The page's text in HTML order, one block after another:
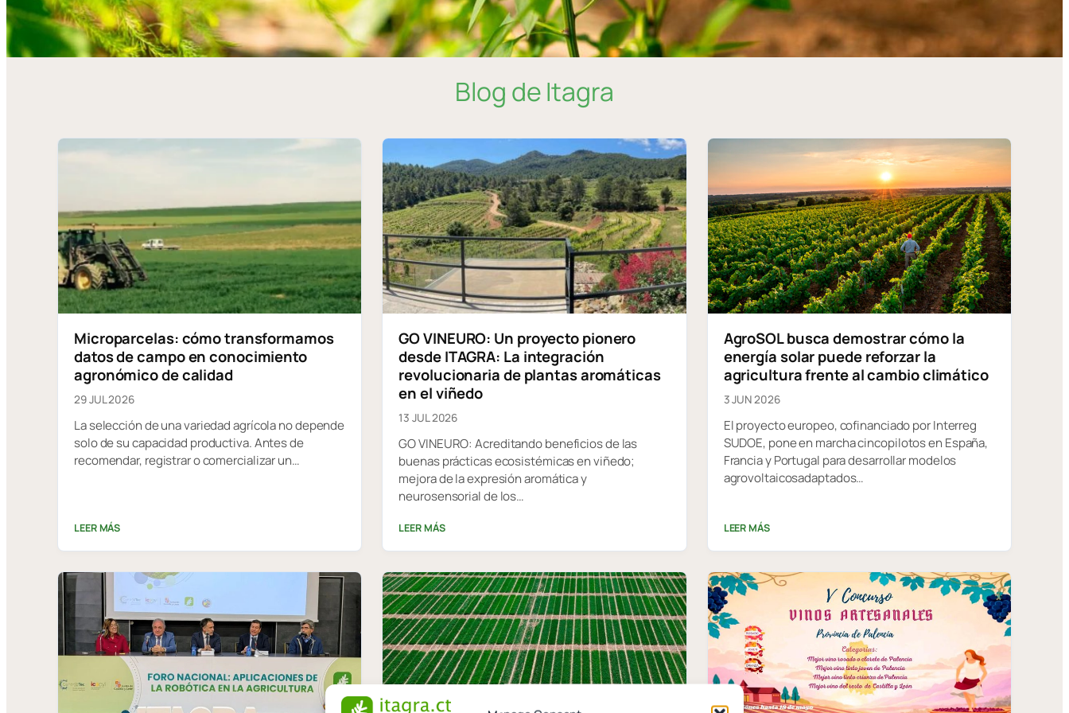
Blog de Itagra
Microparcelas: cómo transformamos
datos de campo en conocimiento
agronómico de calidad
29 JUL 2026
La selección de una variedad agrícola no depende
solo de su capacidad productiva. Antes de
recomendar, registrar o comercializar un…
LEER MÁS
GO VINEURO: Un proyecto pionero
desde ITAGRA: La integración
revolucionaria de plantas aromáticas
en el viñedo
13 JUL 2026
GO VINEURO: Acreditando beneficios de las
buenas prácticas ecosistémicas en viñedo;
mejora de la expresión aromática y
neurosensorial de los…
LEER MÁS
AgroSOL busca demostrar cómo la
energía solar puede reforzar la
agricultura frente al cambio climático
3 JUN 2026
El proyecto europeo, cofinanciado por Interreg
SUDOE, pone en marcha cincopilotos en España,
Francia y Portugal para desarrollar modelos
agrovoltaicosadaptados…
LEER MÁS